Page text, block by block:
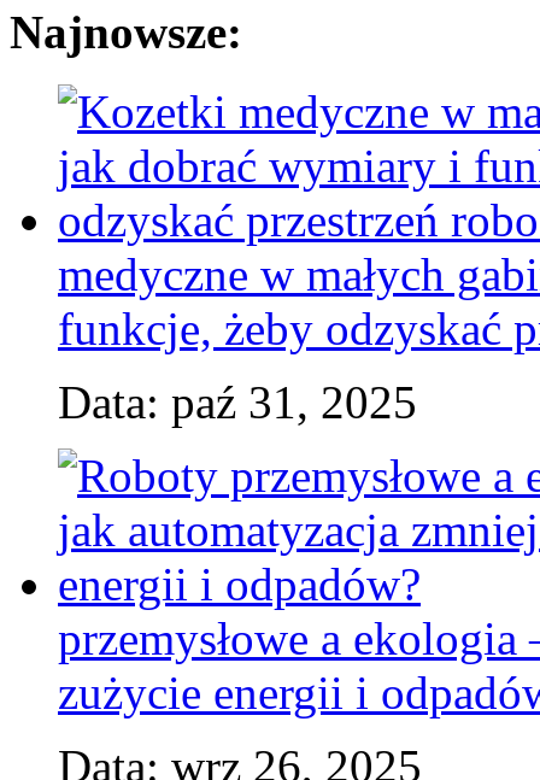
Najnowsze:
medyczne w małych
funkcje, żeby odzyskać
Data: paź 31, 2025
przemysłowe a
zużycie energii i
Data: wrz 26, 2025